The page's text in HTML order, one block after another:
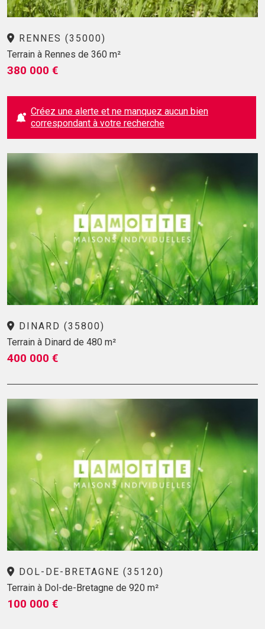
RENNES (35000)
Terrain à Rennes de 360 m²
380 000 €
Créez une alerte et ne manquez aucun bien
correspondant à votre recherche
DINARD (35800)
Terrain à Dinard de 480 m²
400 000 €
DOL-DE-BRETAGNE (35120)
Terrain à Dol-de-Bretagne de 920 m²
100 000 €